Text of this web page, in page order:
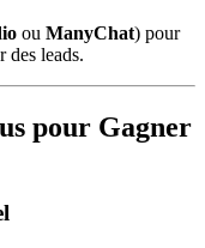
ou ManyChat) pour
des leads.
pour Gagner